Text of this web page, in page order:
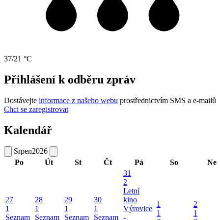
37/21 °C
Přihlášení k odběru zpráv
Dostávejte informace z našeho webu prostřednictvím SMS a e-mailů
Chci se zaregistrovat
Kalendář
Srpen2026
Po
Út St Čt Pá So Ne
27
1
Seznam
28
1
Seznam
29
1
Seznam
30
1
Seznam
31
2
Letní
kino
Výrovice
-
1
1
2
1